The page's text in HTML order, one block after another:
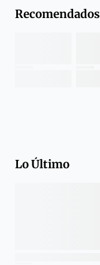
Recomendados
Lo Último